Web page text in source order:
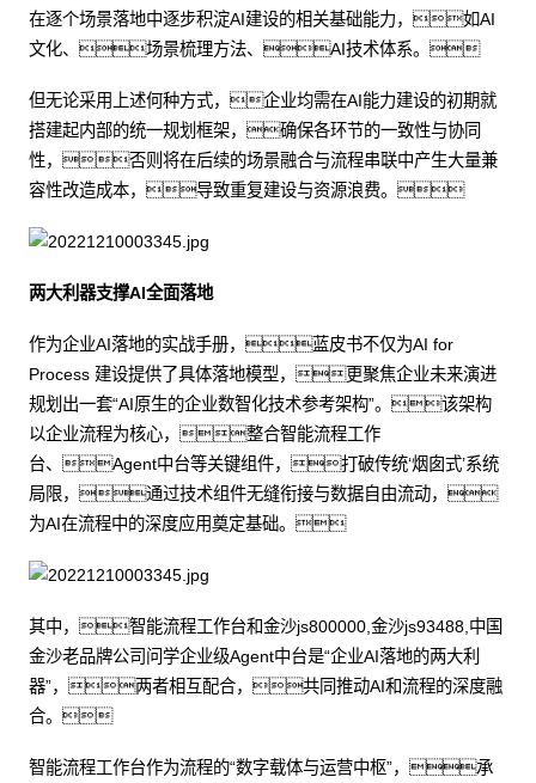
在逐个场景落地中逐步积淀AI建设的相关基础能力，如AI
文化、场景梳理方法、AI技术体系。
但无论采用上述何种方式，企业均需在AI能力建设的初期就
搭建起内部的统一规划框架，确保各环节的一致性与协同
性，否则将在后续的场景融合与流程串联中产生大量兼
容性改造成本，导致重复建设与资源浪费。
两大利器支撑AI全面落地
作为企业AI落地的实战手册，蓝皮书不仅为AI for
Process 建设提供了具体落地模型，更聚焦企业未来演进
规划出一套“AI原生的企业数智化技术参考架构”。该架构
以企业流程为核心，整合智能流程工作
台、Agent中台等关键组件，打破传统‘烟囱式’系统
局限，通过技术组件无缝衔接与数据自由流动，
为AI在流程中的深度应用奠定基础。
其中，智能流程工作台和金沙js800000,金沙js93488,中国
金沙老品牌公司问学企业级Agent中台是“企业AI落地的两大利
器”，两者相互配合，共同推动AI和流程的深度融
合。
智能流程工作台作为流程的“数字载体与运营中枢”，承